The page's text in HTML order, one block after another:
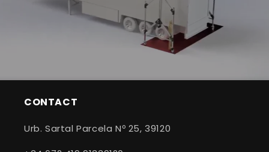
CONTACT
Urb. Sartal Parcela Nº 25, 39120